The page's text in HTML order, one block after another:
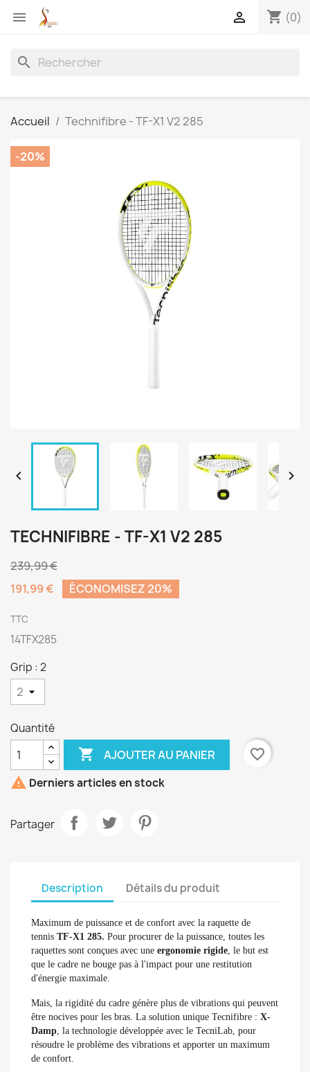
 shopping_cart (0)

search
Accueil Technifibre - TF-X1 V2 285
-20%
 
TECHNIFIBRE - TF-X1 V2 285
239,99 €
191,99 €
ÉCONOMISEZ 20%
TTC
14TFX285
Grip : 2
Quantité
 AJOUTER AU PANIER
favorite_border
 Derniers articles en stock
Partager
Description Détails du produit
Maximum de puissance et de confort avec la raquette de
tennis TF-X1 285. Pour procurer de la puissance, toutes les
raquettes sont conçues avec une ergonomie rigide, le but est
que le cadre ne bouge pas à l'impact pour une restitution
d'énergie maximale.
Mais, la rigidité du cadre génère plus de vibrations qui peuvent
être nocives pour les bras. La solution unique Tecnifibre : X-
Damp, la technologie développée avec le TecniLab, pour
résoudre le problème des vibrations et apporter un maximum
de confort.